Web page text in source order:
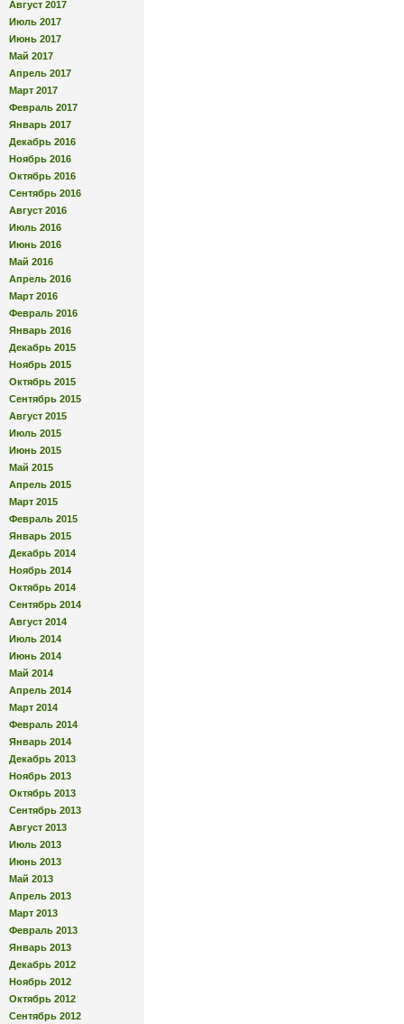
Август 2017
Июль 2017
Июнь 2017
Май 2017
Апрель 2017
Март 2017
Февраль 2017
Январь 2017
Декабрь 2016
Ноябрь 2016
Октябрь 2016
Сентябрь 2016
Август 2016
Июль 2016
Июнь 2016
Май 2016
Апрель 2016
Март 2016
Февраль 2016
Январь 2016
Декабрь 2015
Ноябрь 2015
Октябрь 2015
Сентябрь 2015
Август 2015
Июль 2015
Июнь 2015
Май 2015
Апрель 2015
Март 2015
Февраль 2015
Январь 2015
Декабрь 2014
Ноябрь 2014
Октябрь 2014
Сентябрь 2014
Август 2014
Июль 2014
Июнь 2014
Май 2014
Апрель 2014
Март 2014
Февраль 2014
Январь 2014
Декабрь 2013
Ноябрь 2013
Октябрь 2013
Сентябрь 2013
Август 2013
Июль 2013
Июнь 2013
Май 2013
Апрель 2013
Март 2013
Февраль 2013
Январь 2013
Декабрь 2012
Ноябрь 2012
Октябрь 2012
Сентябрь 2012